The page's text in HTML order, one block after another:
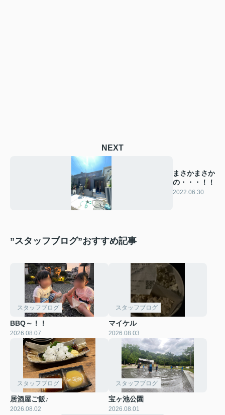
NEXT
まさかまさか
の・・・！！
2022.06.30
”スタッフブログ”おすすめ記事
スタッフブログ
BBQ～！！
2026.08.07
スタッフブログ
マイケル
2026.08.03
スタッフブログ
居酒屋ご飯♪
2026.08.02
スタッフブログ
宝ヶ池公園
2026.08.01